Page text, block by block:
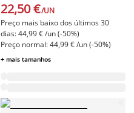
22,50 €/UN
Preço mais baixo dos últimos 30
dias: 44,99 € /un (-50%)
Preço normal: 44,99 € /un (-50%)
+ mais tamanhos